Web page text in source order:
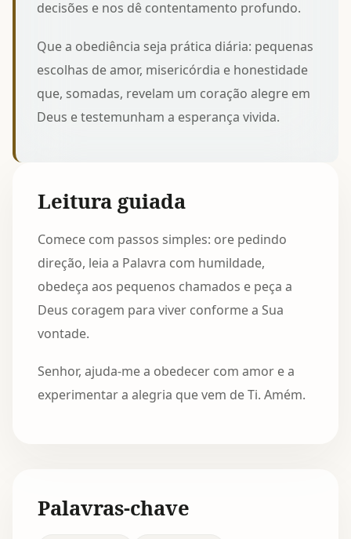
decisões e nos dê contentamento profundo.
Que a obediência seja prática diária: pequenas
escolhas de amor, misericórdia e honestidade
que, somadas, revelam um coração alegre em
Deus e testemunham a esperança vivida.
Leitura guiada
Comece com passos simples: ore pedindo
direção, leia a Palavra com humildade,
obedeça aos pequenos chamados e peça a
Deus coragem para viver conforme a Sua
vontade.
Senhor, ajuda-me a obedecer com amor e a
experimentar a alegria que vem de Ti. Amém.
Palavras-chave